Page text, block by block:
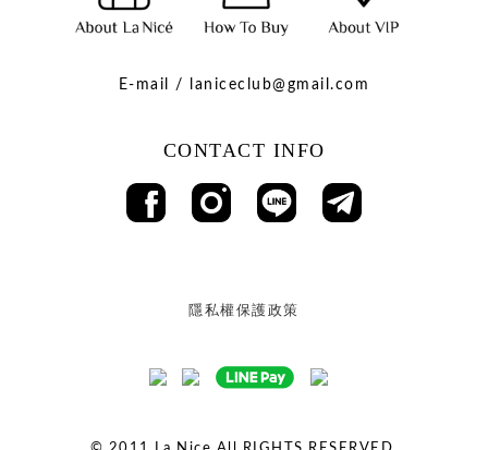
E-mail / laniceclub@gmail.com
CONTACT INFO
隱私權保護政策